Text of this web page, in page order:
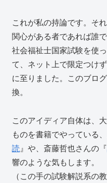
これが私の持論です。そ
関心がある者であれば誰
社会福祉士国家試験を使
て、ネット上で限定つけ
に至りました。このブロ
換。
このアイディア自体は、
ものを書籍でやっている
読 』や、斎藤哲也さんの『
響のような気もします。
（この手の試験解説系の